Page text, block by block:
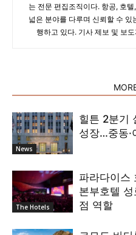
는 전문 편집조직이다. 항공, 호
넓은 분야를 다루며 신뢰할 수
행하고 있다. 기사 제보 및 보
News
힐튼 2분기
성장…중동·
The Hotels
파라다이스
본부호텔
점 역할